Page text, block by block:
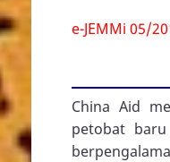
e-JEMMi 05/
China Aid
petobat